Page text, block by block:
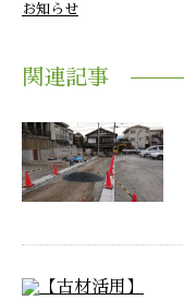
お知らせ
関連記事